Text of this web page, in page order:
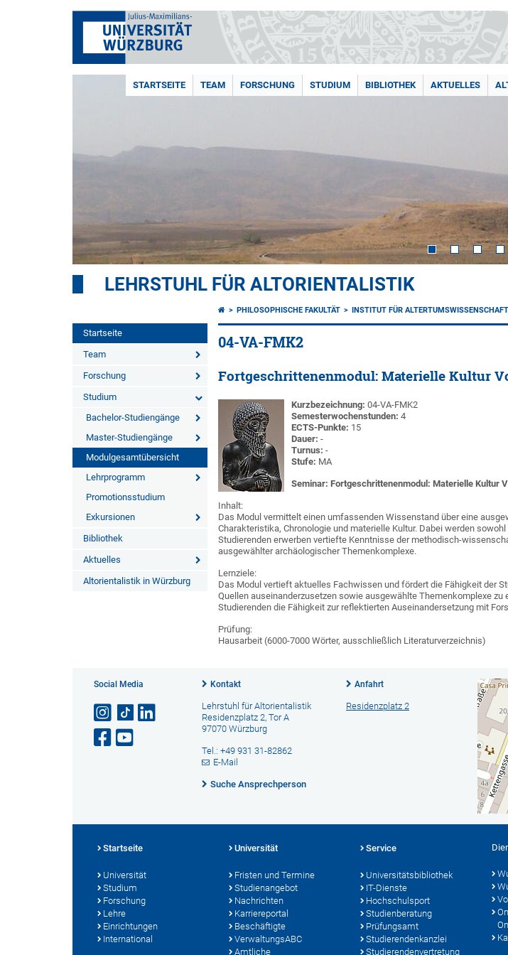
STARTSEITE TEAM FORSCHUNG STUDIUM BIBLIOTHEK AKTUELLES
LEHRSTUHL FÜR ALTORIENTALISTIK
Startseite
Team
Forschung
Studium
Bachelor-Studiengänge
Master-Studiengänge
Modulgesamtübersicht
Lehrprogramm
Promotionsstudium
Exkursionen
Bibliothek
Aktuelles
Altorientalistik in Würzburg
PHILOSOPHISCHE FAKULTÄT INSTITUT FÜR
04-VA-FMK2
Fortgeschrittenenmodul: Materielle Kultur
Kurzbezeichnung: 04-VA-FMK2
Semesterwochenstunden: 4
ECTS-Punkte: 15
Dauer: -
Turnus: -
Stufe: MA
Seminar: Fortgeschrittenenmodul: Materielle Kultur
Inhalt:
Das Modul vermittelt einen umfassenden Wissenstand über eine
Charakteristika, Chronologie und materielle Kultur. Dabei werden
Studierenden erwerben vertiefte Kenntnisse der methodisch-
ausgewählter archäologischer Themenkomplexe.
Lernziele:
Das Modul vertieft aktuelles Fachwissen und fördert die Fähigkeit der
Quellen auseinanderzusetzen sowie ausgewählte Themenkomplexe
Studierenden die Fähigkeit zur reflektierten Auseinandersetzung mit
Prüfung:
Hausarbeit (6000-7000 Wörter, ausschließlich Literaturverzeichnis)
Social Media Kontakt
Lehrstuhl für Altorientalistik
Residenzplatz 2, Tor A
97070 Würzburg
Tel.: +49 931 31-82862
E-Mail
Suche Ansprechperson
Anfahrt
Residenzplatz 2
Startseite
Universität
Studium
Forschung
Lehre
Einrichtungen
International
Universität
Fristen und Termine
Studienangebot
Nachrichten
Karriereportal
Beschäftigte
VerwaltungsABC
Amtliche
Service
Universitätsbibliothek
IT-Dienste
Hochschulsport
Studienberatung
Prüfungsamt
Studierendenkanzlei
Studierendenvertretung